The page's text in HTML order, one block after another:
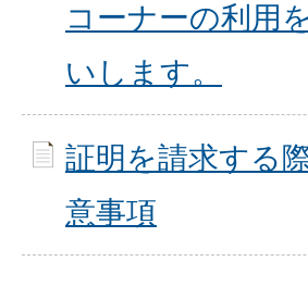
コーナーの利用
いします。
証明を請求する
意事項